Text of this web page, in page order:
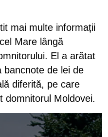
mai multe informații
Mare lângă
El a arătat
bancnote de lei de
diferită, pe care
domnitorul Moldovei.